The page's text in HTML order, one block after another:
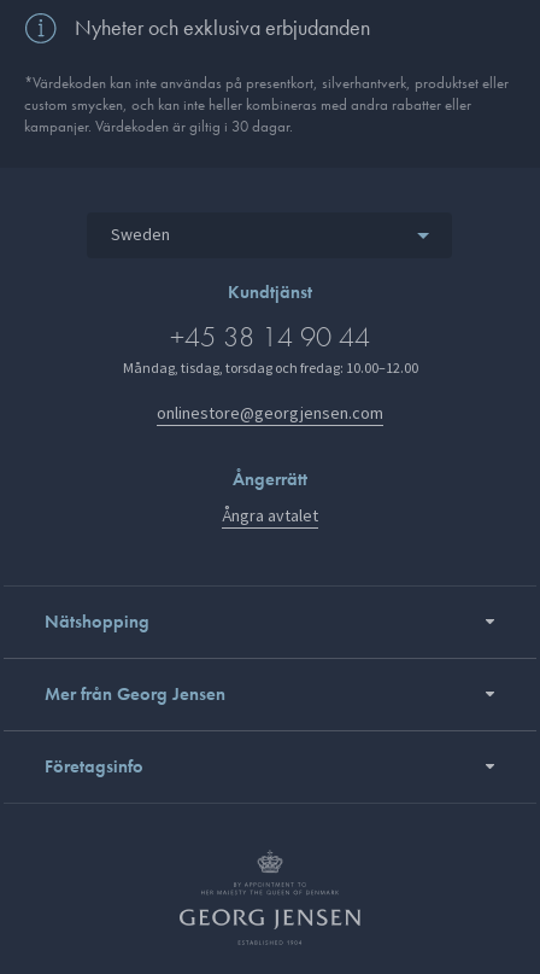
Nyheter och exklusiva erbjudanden
*Värdekoden kan inte användas på presentkort, silverhantverk, produkt­set eller
custom smycken, och kan inte heller kombineras med andra rabatter eller
kampanjer. Värdekoden är giltig i 30 dagar.
Sweden
Kundtjänst
+45 38 14 90 44
Måndag, tisdag, torsdag och fredag: 10.00–12.00
onlinestore@georgjensen.com
Ångerrätt
Ångra avtalet
Nätshopping
Mer från Georg Jensen
Företagsinfo